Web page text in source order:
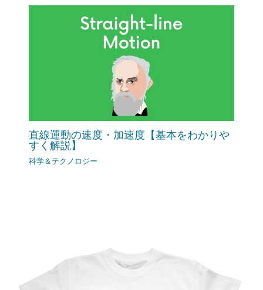
直線運動の速度・加速度【基本をわかりや
すく解説】
科学＆テクノロジー